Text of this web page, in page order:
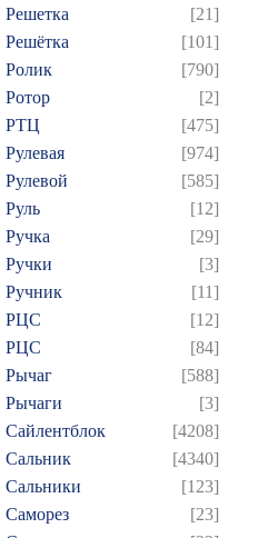
Решетка
[21]
Решётка
[101]
Ролик
[790]
Ротор
[2]
РТЦ
[475]
Рулевая
[974]
Рулевой
[585]
Руль
[12]
Ручка
[29]
Ручки
[3]
Ручник
[11]
РЦC
[12]
РЦС
[84]
Рычаг
[588]
Рычаги
[3]
Сайлентблок
[4208]
Сальник
[4340]
Сальники
[123]
Саморез
[23]